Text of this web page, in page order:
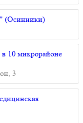
(Осинники)
10 микрорайоне
3